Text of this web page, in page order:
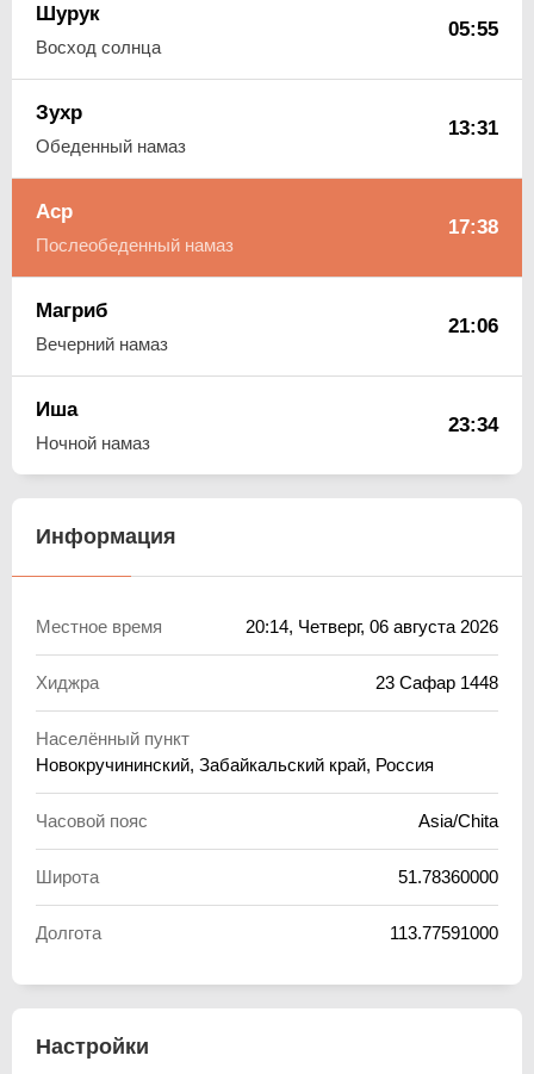
Шурук
Восход солнца
05:55
Зухр
Обеденный намаз
13:31
Аср
Послеобеденный намаз
17:38
Магриб
Вечерний намаз
21:06
Иша
Ночной намаз
23:34
Информация
Местное время 20:14, Четверг, 06 августа 2026
Хиджра 23 Сафар 1448
Населённый пункт
Новокручининский, Забайкальский край, Россия
Часовой пояс Asia/Chita
Широта 51.78360000
Долгота 113.77591000
Настройки